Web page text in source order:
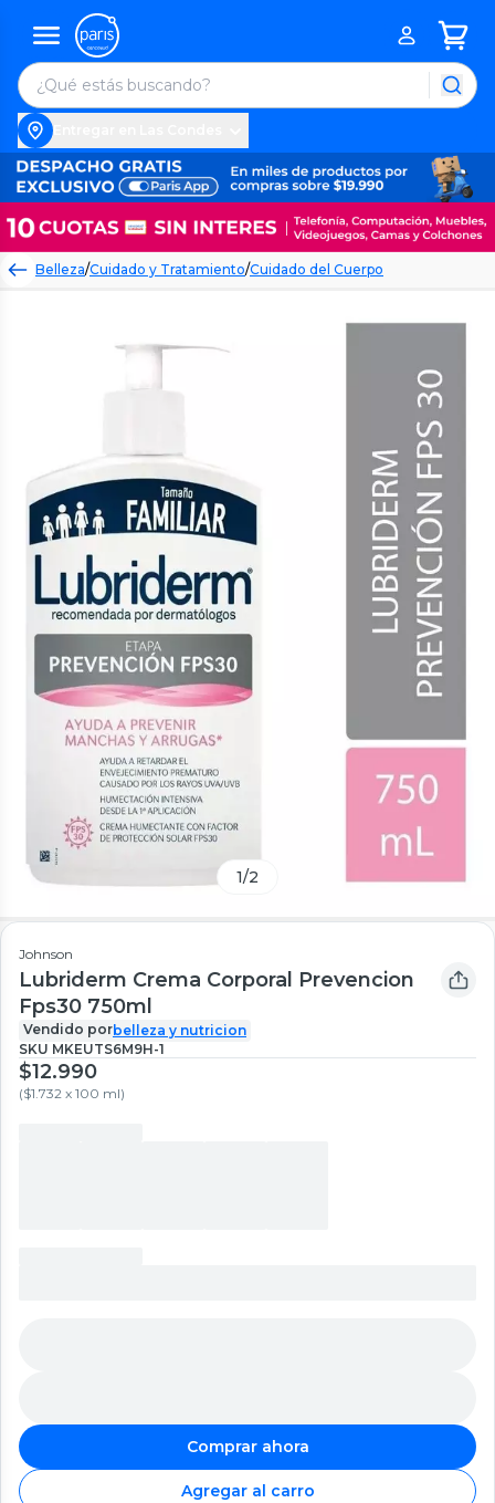
Belleza/Cuidado y Tratamiento/Cuidado del Cuerpo
1/2
Johnson
Lubriderm Crema Corporal Prevencion
Fps30 750ml
Vendido porbelleza y nutricion
SKU MKEUTS6M9H-1
$12.990
($1.732 x 100 ml)
Comprar ahora
Agregar al carro